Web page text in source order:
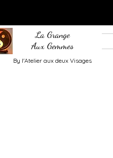
La Grange
Aux Gemmes
By l'Atelier aux deux Visages